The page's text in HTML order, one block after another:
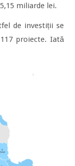
miliarde lei.
de investiții se
proiecte. Iată